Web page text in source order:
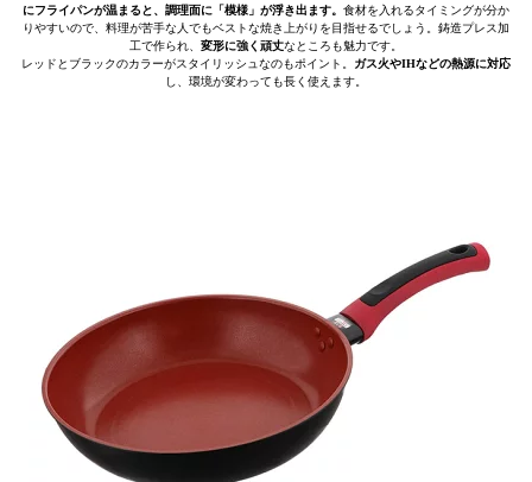
にフライパンが温まると、調理面に「模様」が浮き出ます。 食材を入れるタイミングが分か
りやすいので、料理が苦手な人でもベストな焼き上がりを目指せるでしょう。鋳造プレス加
工で作られ、 変形に強く頑丈なところも魅力です。
レッドとブラックのカラーがスタイリッシュなのもポイント。 ガス火やIHなどの熱源に対応
し、環境が変わっても長く使えます。